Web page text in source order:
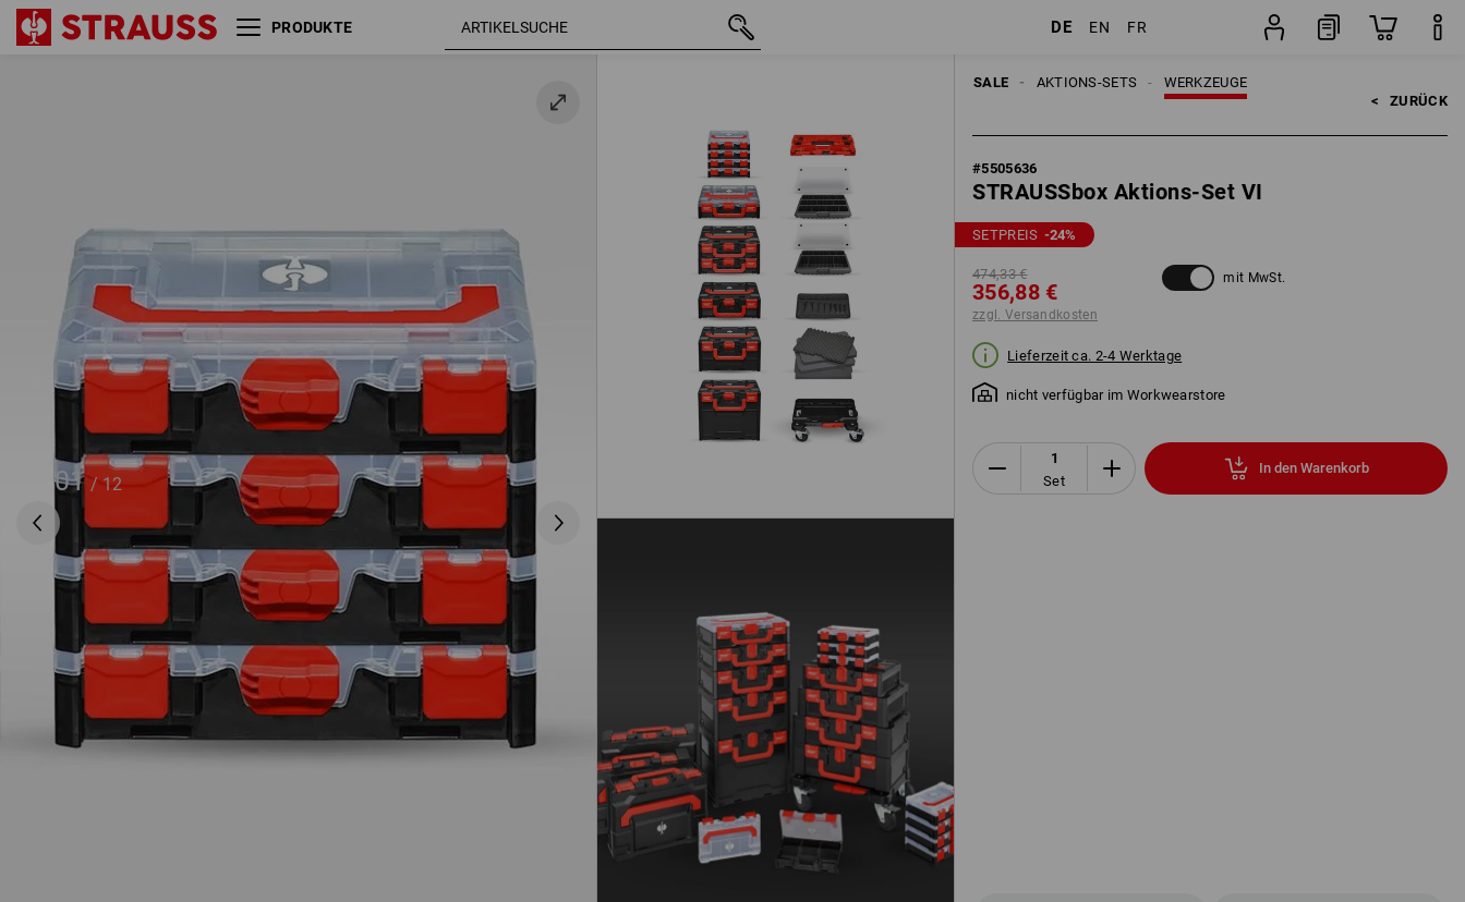
PRODUKTE DE EN FR
01 / 12
SALE WERKZEUGE
AKTIONS-SETS
< ZURÜCK
#5505636
STRAUSSbox Aktions-Set VI
SETPREIS -24%
474,33 €
356,88 €
zzgl. Versandkosten
mit MwSt.
Lieferzeit ca. 2-4 Werktage
nicht verfügbar im Workwearstore
Set
In den Warenkorb
474,33 €
mit MwSt.